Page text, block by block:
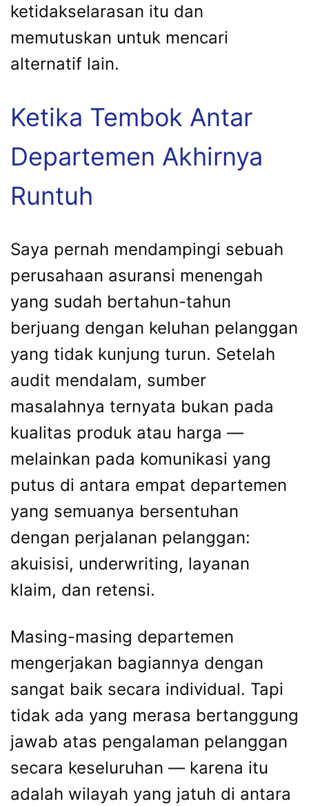
ketidakselarasan itu dan
memutuskan untuk mencari
alternatif lain.
Ketika Tembok Antar
Departemen Akhirnya
Runtuh
Saya pernah mendampingi sebuah
perusahaan asuransi menengah
yang sudah bertahun-tahun
berjuang dengan keluhan pelanggan
yang tidak kunjung turun. Setelah
audit mendalam, sumber
masalahnya ternyata bukan pada
kualitas produk atau harga —
melainkan pada komunikasi yang
putus di antara empat departemen
yang semuanya bersentuhan
dengan perjalanan pelanggan:
akuisisi, underwriting, layanan
klaim, dan retensi.
Masing-masing departemen
mengerjakan bagiannya dengan
sangat baik secara individual. Tapi
tidak ada yang merasa bertanggung
jawab atas pengalaman pelanggan
secara keseluruhan — karena itu
adalah wilayah yang jatuh di antara